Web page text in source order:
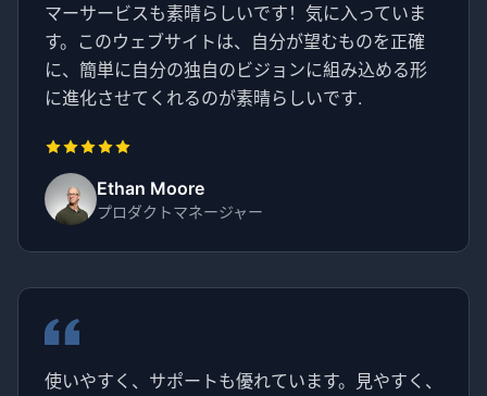
マーサービスも素晴らしいです！気に入っていま
す。このウェブサイトは、自分が望むものを正確
に、簡単に自分の独自のビジョンに組み込める形
に進化させてくれるのが素晴らしいです.
Ethan Moore
プロダクトマネージャー
使いやすく、サポートも優れています。見やすく、